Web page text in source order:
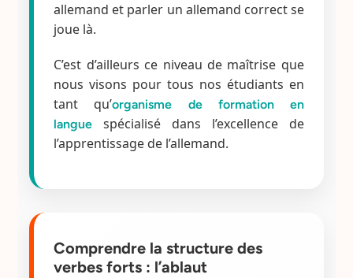
allemand et parler un allemand correct se
joue là.
C’est d’ailleurs ce niveau de maîtrise que
nous visons pour tous nos étudiants en
tant qu’organisme de formation en
langue spécialisé dans l’excellence de
l’apprentissage de l’allemand.
Comprendre la structure des
verbes forts : l’ablaut